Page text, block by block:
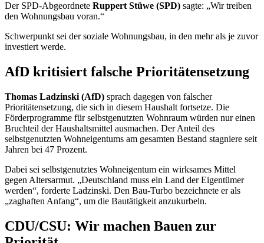
Der SPD-Abgeordnete Ruppert Stüwe (SPD) sagte: „Wir treiben
den Wohnungsbau voran.“
Schwerpunkt sei der soziale Wohnungsbau, in den mehr als je zuvor
investiert werde.
AfD kritisiert falsche Prioritätensetzung
Thomas Ladzinski (AfD) sprach dagegen von falscher
Prioritätensetzung, die sich in diesem Haushalt fortsetze. Die
Förderprogramme für selbstgenutzten Wohnraum würden nur einen
Bruchteil der Haushaltsmittel ausmachen. Der Anteil des
selbstgenutzten Wohneigentums am gesamten Bestand stagniere seit
Jahren bei 47 Prozent.
Dabei sei selbstgenutztes Wohneigentum ein wirksames Mittel
gegen Altersarmut. „Deutschland muss ein Land der Eigentümer
werden“, forderte Ladzinski. Den Bau-Turbo bezeichnete er als
„zaghaften Anfang“, um die Bautätigkeit anzukurbeln.
CDU/CSU: Wir machen Bauen zur